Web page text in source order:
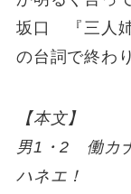
坂口 『三人
の台詞で終わ
【本文】
男1・2 働カ
ハネエ！